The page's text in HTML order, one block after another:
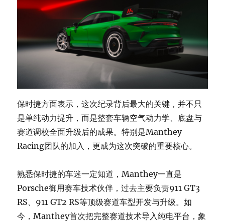
保时捷方面表示，这次纪录背后最大的关键，并不只
是单纯动力提升，而是整套车辆空气动力学、底盘与
赛道调校全面升级后的成果。特别是Manthey
Racing团队的加入，更成为这次突破的重要核心。
熟悉保时捷的车迷一定知道，Manthey一直是
Porsche御用赛车技术伙伴，过去主要负责911 GT3
RS、911 GT2 RS等顶级赛道车型开发与升级。如
今，Manthey首次把完整赛道技术导入纯电平台，象